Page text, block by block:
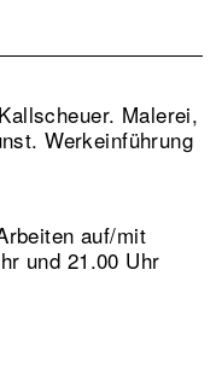
Malerei,
Werkeinführung
auf/mit
und 21.00 Uhr